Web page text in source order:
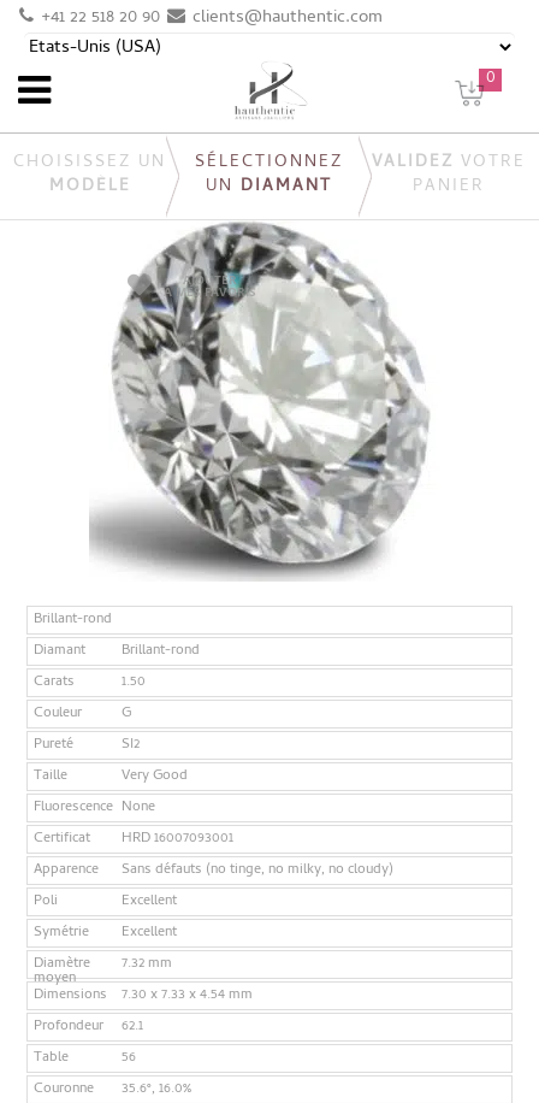
+41 22 518 20 90 clients@hauthentic.com
0
CHOISISSEZ UN
MODÈLE
SÉLECTIONNEZ
UN DIAMANT
VALIDEZ VOTRE
PANIER
AJOUTER
À MES FAVORIS
Brillant-rond
Diamant
Brillant-rond
Carats
1.50
Couleur
G
Pureté
SI2
Taille
Very Good
Fluorescence None
Certificat
HRD 16007093001
Apparence
Sans défauts (no tinge, no milky, no cloudy)
Poli
Excellent
Symétrie
Excellent
Diamètre
moyen
7.32 mm
Dimensions
7.30 x 7.33 x 4.54 mm
Profondeur
62.1
Table
56
Couronne
35.6°, 16.0%